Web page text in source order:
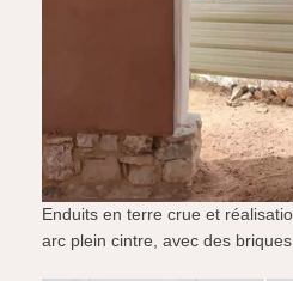
Enduits en terre crue et
arc plein cintre, avec des